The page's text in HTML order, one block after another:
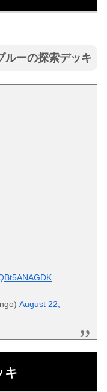
ルーの探索デッキ
August 22,
キ